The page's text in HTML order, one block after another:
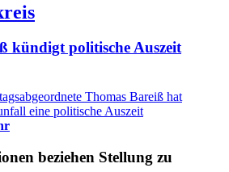
kündigt politische Auszeit
Thomas Bareiß hat
eine politische Auszeit
beziehen Stellung zu